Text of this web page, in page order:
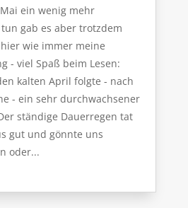
ein wenig mehr
gab es aber trotzdem
wie immer meine
- viel Spaß beim Lesen:
kalten April folgte - nach
- ein sehr durchwachsener
ständige Dauerregen tat
gut und gönnte uns
oder...